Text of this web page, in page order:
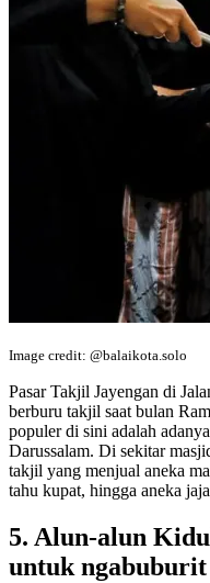
Image credit: @balaikota.solo
Pasar Takjil Jayengan di
berburu takjil saat bulan
populer di sini adalah
Darussalam. Di sekitar
takjil yang menjual aneka
tahu kupat, hingga aneka
5. Alun-alun
untuk ngabuburit